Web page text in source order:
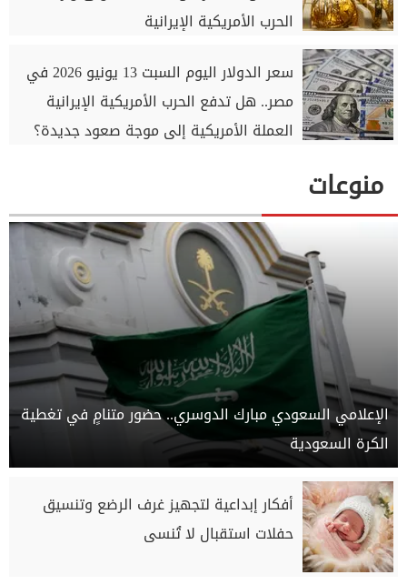
الحرب الأمريكية الإيرانية
سعر الدولار اليوم السبت 13 يونيو 2026 في
مصر.. هل تدفع الحرب الأمريكية الإيرانية
العملة الأمريكية إلى موجة صعود جديدة؟
منوعات
الإعلامي السعودي مبارك الدوسري.. حضور متنامٍ في تغطية
الكرة السعودية
أفكار إبداعية لتجهيز غرف الرضع وتنسيق
حفلات استقبال لا تُنسى